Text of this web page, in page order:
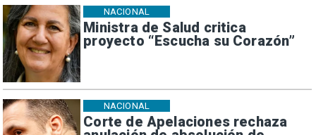
Ministra de Salud critica
proyecto “Escucha su Corazón”
NACIONAL
Corte de Apelaciones rechaza
NACIONAL